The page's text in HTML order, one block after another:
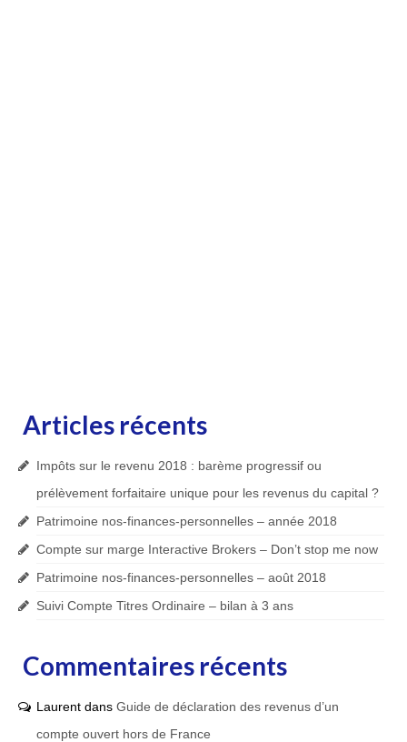
Articles récents
Impôts sur le revenu 2018 : barème progressif ou
prélèvement forfaitaire unique pour les revenus du capital ?
Patrimoine nos-finances-personnelles – année 2018
Compte sur marge Interactive Brokers – Don’t stop me now
Patrimoine nos-finances-personnelles – août 2018
Suivi Compte Titres Ordinaire – bilan à 3 ans
Commentaires récents
Laurent dans Guide de déclaration des revenus d’un
compte ouvert hors de France